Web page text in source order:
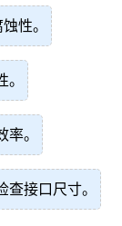
性。
。
接口尺寸。